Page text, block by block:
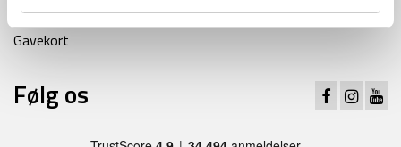
Presse
Gavekort
Følg os